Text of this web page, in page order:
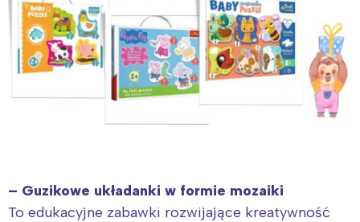
– Guzikowe układanki w formie mozaiki
To edukacyjne zabawki rozwijające kreatywność